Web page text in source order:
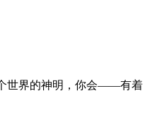
世界的神明，你会——有着